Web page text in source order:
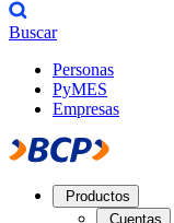
Buscar
Personas
PyMES
Empresas
Productos
Cuentas